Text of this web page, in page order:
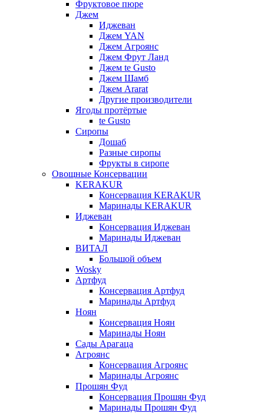
Фруктовое пюре
Джем
Иджеван
Джем YAN
Джем Агроянс
Джем Фрут Ланд
Джем te Gusto
Джем Шамб
Джем Ararat
Другие производители
Ягоды протёртые
te Gusto
Сиропы
Дошаб
Разные сиропы
Фрукты в сиропе
Овощные Консервации
KERAKUR
Консервация KERAKUR
Маринады KERAKUR
Иджеван
Консервация Иджеван
Маринады Иджеван
ВИТАЛ
Большой объем
Wosky
Артфуд
Консервация Артфуд
Маринады Артфуд
Ноян
Консервация Ноян
Маринады Ноян
Сады Арагаца
Агроянс
Консервация Агроянс
Маринады Агроянс
Прошян Фуд
Консервация Прошян Фуд
Маринады Прошян Фуд